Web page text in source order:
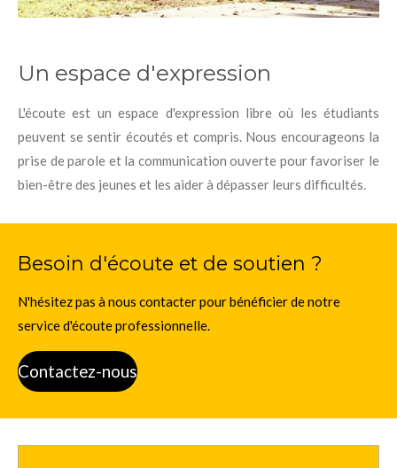
Un espace d'expression
L'écoute est un espace d'expression libre où les étudiants
peuvent se sentir écoutés et compris. Nous encourageons la
prise de parole et la communication ouverte pour favoriser le
bien-être des jeunes et les aider à dépasser leurs difficultés.
Besoin d'écoute et de soutien ?
N'hésitez pas à nous contacter pour bénéficier de notre
service d'écoute professionnelle.
Contactez-nous